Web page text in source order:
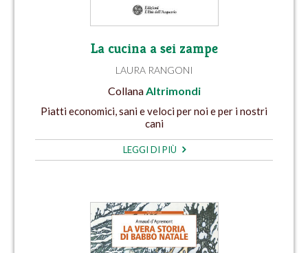
La cucina a sei zampe
LAURA RANGONI
Collana Altrimondi
Piatti economici, sani e veloci per noi e per i nostri
cani
LEGGI DI PIÙ